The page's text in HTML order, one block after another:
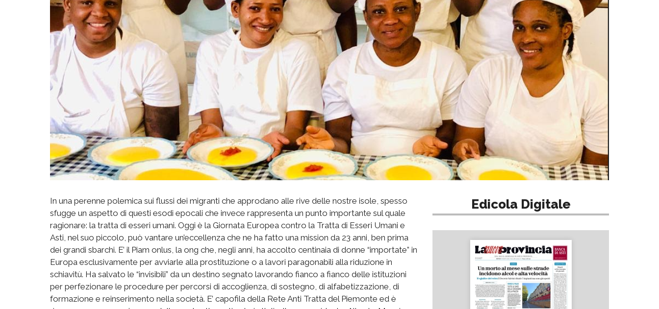
In una perenne polemica sui flussi dei migranti che approdano alle rive delle nostre isole, spesso
sfugge un aspetto di questi esodi epocali che invece rappresenta un punto importante sul quale
ragionare: la tratta di esseri umani. Oggi è la Giornata Europea contro la Tratta di Esseri Umani e
Asti, nel suo piccolo, può vantare un’eccellenza che ne ha fatto una mission da 23 anni, ben prima
dei grandi sbarchi. E’ il Piam onlus, la ong che, negli anni, ha accolto centinaia di donne “importate” in
Europa esclusivamente per avviarle alla prostituzione o a lavori paragonabili alla riduzione in
schiavitù. Ha salvato le “invisibili” da un destino segnato lavorando fianco a fianco delle istituzioni
per perfezionare le procedure per percorsi di accoglienza, di sostegno, di alfabetizzazione, di
formazione e reinserimento nella società. E’ capofila della Rete Anti Tratta del Piemonte ed è
Edicola Digitale